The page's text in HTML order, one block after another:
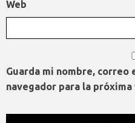
Web
Guarda mi nombre,
navegador para la